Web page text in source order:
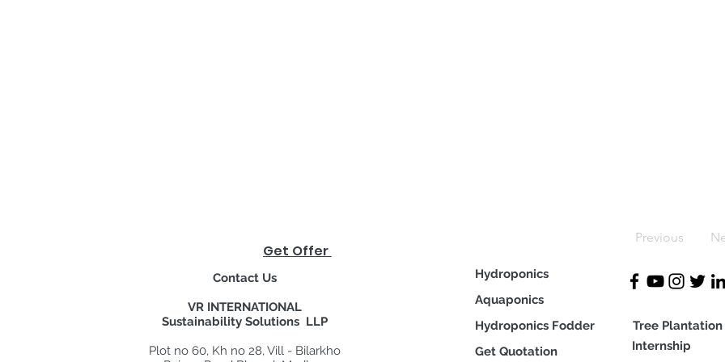
Get Offer
Previous
Contact Us
VR INTERNATIONAL
Sustainability Solutions LLP
Plot no 60, Kh no 28, Vill - Bilarkho
Hydroponics
Aquaponics
Hydroponics Fodder
Get Quotation
Tree Plantation
Internship